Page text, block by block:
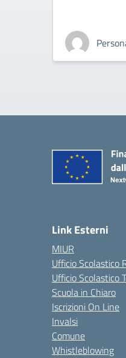
Link Esterni
MIUR
Ufficio Scolastico
Ufficio Scolastico
Scuola in Chiaro
Iscrizioni On Line
Invalsi
Comune
Whistleblowing